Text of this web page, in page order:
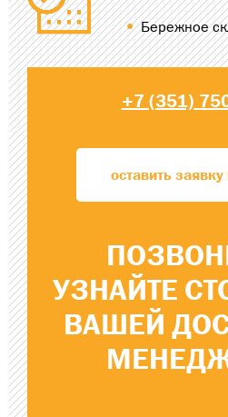
Бережное
+7 (351)
оставить
УЗНАЙТЕ
ВАШЕЙ